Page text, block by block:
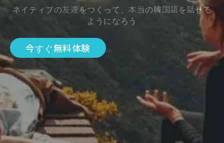
ネイティブの友達をつくって、本当の韓国語を話せる
ようになろう
今すぐ無料体験